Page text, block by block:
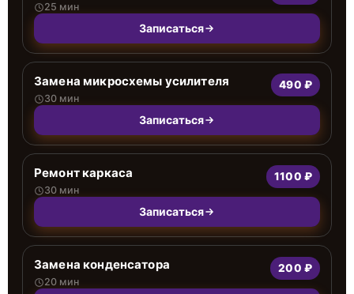
25 мин
Записаться
Замена микросхемы усилителя
30 мин
490 ₽
Записаться
Ремонт каркаса
30 мин
1100 ₽
Записаться
Замена конденсатора
20 мин
200 ₽